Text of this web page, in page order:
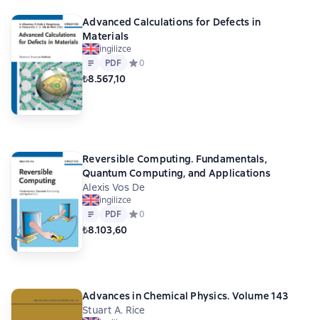
Advanced Calculations for Defects in
Materials
ingilizce
Metin
PDF
PDF Средний рейтинг 0 на основе 0 оценок
0
₺8.567,10
Reversible Computing. Fundamentals,
Quantum Computing, and Applications
Alexis Vos De
ingilizce
Metin
PDF
PDF Средний рейтинг 0 на основе 0 оценок
0
₺8.103,60
Advances in Chemical Physics. Volume 143
Stuart A. Rice